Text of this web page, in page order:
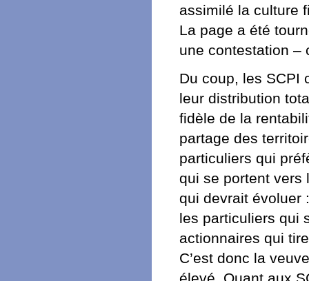
assimilé la culture
La page a été
une contestation –
Du coup, les SCPI
leur distribution
fidèle de la
partage des
particuliers qui
qui se portent vers
qui devrait évoluer
les particuliers qui
actionnaires qui
C’est donc la